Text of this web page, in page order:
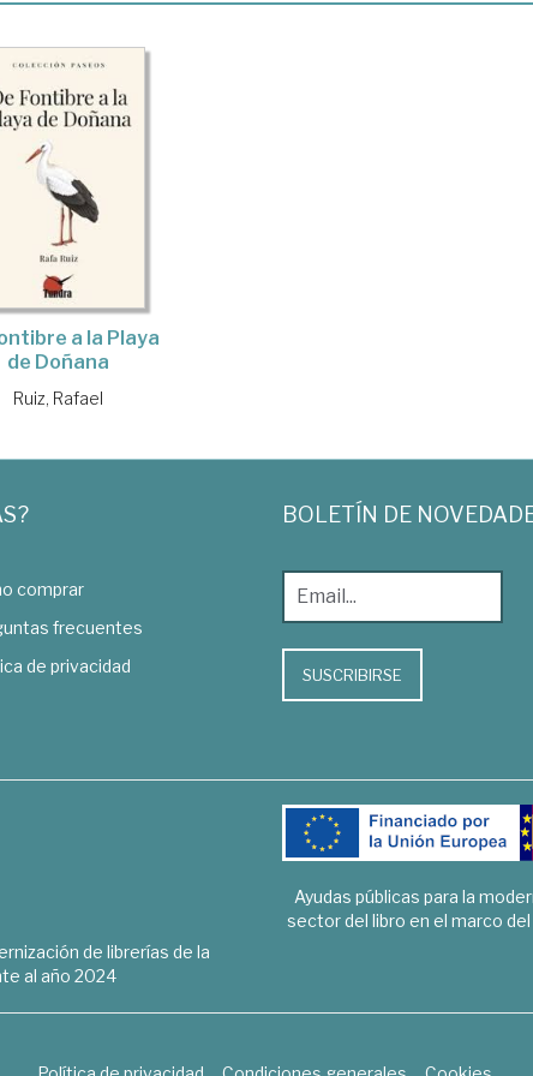
a la Playa
de Doñana
Ruiz, Rafael
comprar
frecuentes
de privacidad
BOLETÍN DE
SUSCRIBIRSE
de librerías de la
al año 2024
Ayudas públicas para la
sector del libro en el marco